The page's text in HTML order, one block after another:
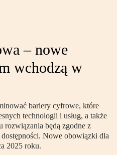
– nowe
wchodzą w
bariery cyfrowe, które
technologii i usług, a także
rozwiązania będą zgodne z
Nowe obowiązki dla
2025 roku.